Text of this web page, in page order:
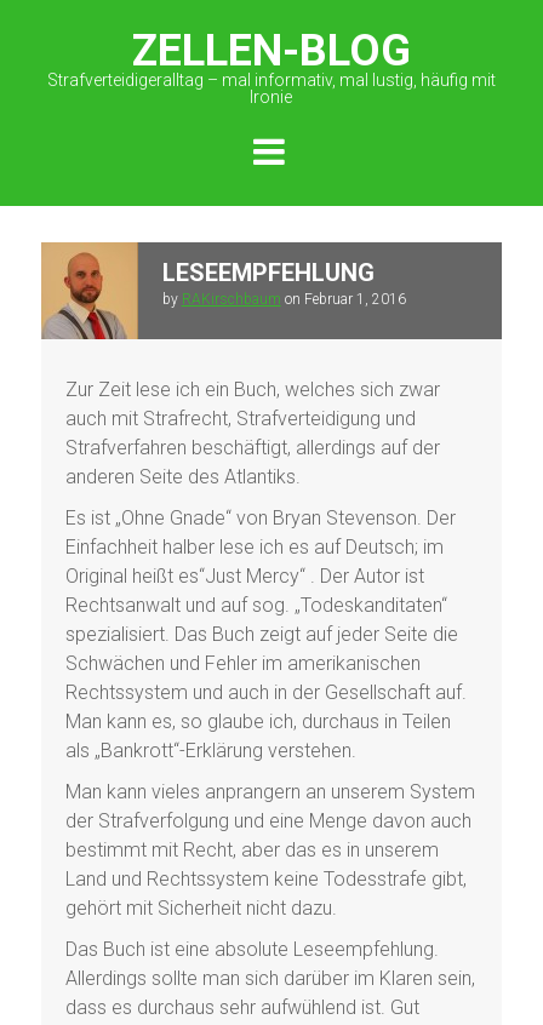
ZELLEN-BLOG
Strafverteidigeralltag – mal informativ, mal lustig, häufig mit
Ironie
LESEEMPFEHLUNG
by RAKirschbaum on Februar 1, 2016
Zur Zeit lese ich ein Buch, welches sich zwar
auch mit Strafrecht, Strafverteidigung und
Strafverfahren beschäftigt, allerdings auf der
anderen Seite des Atlantiks.
Es ist „Ohne Gnade“ von Bryan Stevenson. Der
Einfachheit halber lese ich es auf Deutsch; im
Original heißt es“Just Mercy“ . Der Autor ist
Rechtsanwalt und auf sog. „Todeskanditaten“
spezialisiert. Das Buch zeigt auf jeder Seite die
Schwächen und Fehler im amerikanischen
Rechtssystem und auch in der Gesellschaft auf.
Man kann es, so glaube ich, durchaus in Teilen
als „Bankrott“-Erklärung verstehen.
Man kann vieles anprangern an unserem System
der Strafverfolgung und eine Menge davon auch
bestimmt mit Recht, aber das es in unserem
Land und Rechtssystem keine Todesstrafe gibt,
gehört mit Sicherheit nicht dazu.
Das Buch ist eine absolute Leseempfehlung.
Allerdings sollte man sich darüber im Klaren sein,
dass es durchaus sehr aufwühlend ist. Gut